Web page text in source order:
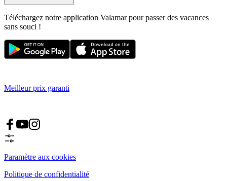
Téléchargez notre application Valamar pour passer des vacances
sans souci !
Meilleur prix garanti
Paramètre aux cookies
Politique de confidentialité